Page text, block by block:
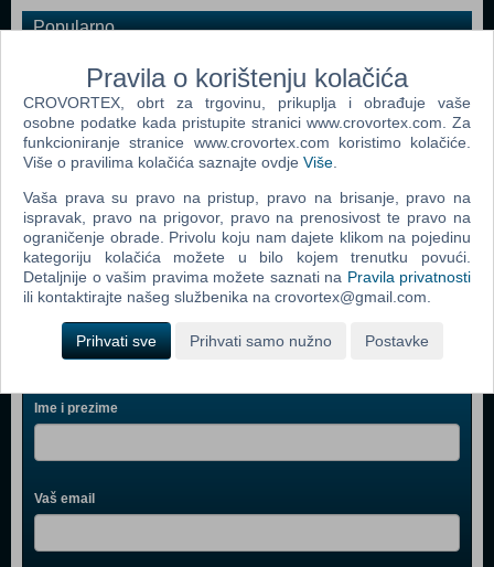
Popularno
Radio Controlled New Holland T6070 Tractor (N)
Fisher Price - Teach n Tag Movi (FKC37) (N)
Cars 3 - Remote Controlled Turbo Mack Truck (N)
3-2-6 - Robot Dinosaur (63428) (N)
Silverlit - Maze Breaker Robot (88044)(N)
Xtreme Bots - Robbie Robot (380831)(N)
Ime i prezime
Vaš email
Pravila o korištenju kolačića
CROVORTEX, obrt za trgovinu, prikuplja i obrađuje vaše
osobne podatke kada pristupite stranici www.crovortex.com. Za
funkcioniranje stranice www.crovortex.com koristimo kolačiće.
Više o pravilima kolačića saznajte ovdje Više
Vaša prava su pravo na pristup, pravo na brisanje, pravo na
ispravak, pravo na prigovor, pravo na prenosivost te pravo na
ograničenje obrade. Privolu koju nam dajete klikom na pojedinu
kategoriju kolačića možete u bilo kojem trenutku povući.
Detaljnije o vašim pravima možete saznati na Pravila privatnosti
ili kontaktirajte našeg službenika na crovortex@gmail.com.
Prihvati sve Prihvati samo nužno Postavke